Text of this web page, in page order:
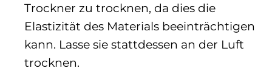
Trockner zu trocknen, da dies die
Elastizität des Materials beeinträchtigen
kann. Lasse sie stattdessen an der Luft
trocknen.